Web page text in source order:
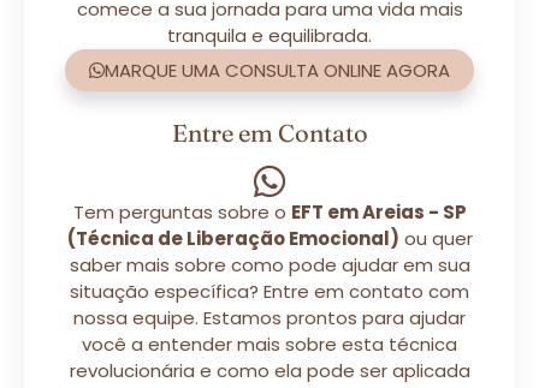
comece a sua jornada para uma vida mais
tranquila e equilibrada.
MARQUE UMA CONSULTA ONLINE AGORA
Entre em Contato
Tem perguntas sobre o EFT em Areias - SP
(Técnica de Liberação Emocional) ou quer
saber mais sobre como pode ajudar em sua
situação específica? Entre em contato com
nossa equipe. Estamos prontos para ajudar
você a entender mais sobre esta técnica
revolucionária e como ela pode ser aplicada